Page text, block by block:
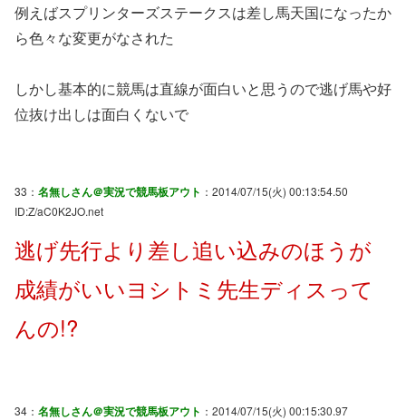
例えばスプリンターズステークスは差し馬天国になったか
ら色々な変更がなされた
しかし基本的に競馬は直線が面白いと思うので逃げ馬や好
位抜け出しは面白くないで
33： 名無しさん＠実況で競馬板アウト ：2014/07/15(火) 00:13:54.50
ID:Z/aC0K2JO.net
逃げ先行より差し追い込みのほうが
成績がいいヨシトミ先生ディスって
んの!?
34： 名無しさん＠実況で競馬板アウト ：2014/07/15(火) 00:15:30.97